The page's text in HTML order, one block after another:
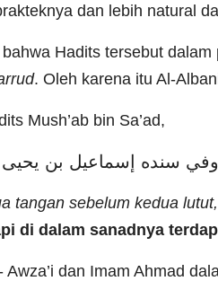
dan lebih natural
Hadits tersebut
. Oleh karena itu Al-
Mush’ab bin Sa’ad,
tangan sebelum kedua
di dalam sanadnya
dan Imam Ahmad